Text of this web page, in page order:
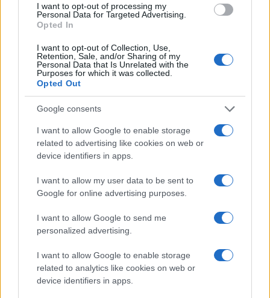
I want to opt-out of processing my
Personal Data for Targeted Advertising.
Opted In
I want to opt-out of Collection, Use,
Retention, Sale, and/or Sharing of my
Personal Data that Is Unrelated with the
Purposes for which it was collected.
Opted Out
Google consents
I want to allow Google to enable storage
related to advertising like cookies on web or
device identifiers in apps.
I want to allow my user data to be sent to
Google for online advertising purposes.
I want to allow Google to send me
personalized advertising.
I want to allow Google to enable storage
related to analytics like cookies on web or
device identifiers in apps.